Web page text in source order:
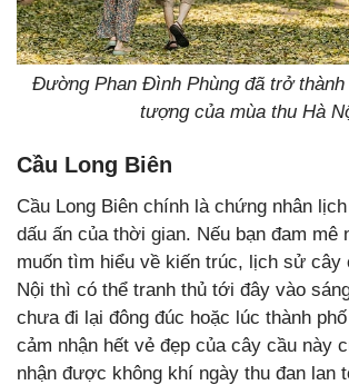
Đường Phan Đình Phùng đã trở thành
tượng của mùa thu Hà
Cầu Long Biên
Cầu Long Biên chính là chứng nhân
dấu ấn của thời gian. Nếu bạn đam mê
muốn tìm hiểu về kiến trúc, lịch sử cây
Nội thì có thể tranh thủ tới đây vào
chưa đi lại đông đúc hoặc lúc thành
cảm nhận hết vẻ đẹp của cây cầu này
nhận được không khí ngày thu đan lan